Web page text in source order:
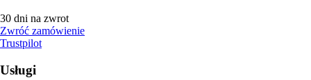
30 dni na zwrot
Zwróć zamówienie
Trustpilot
Usługi